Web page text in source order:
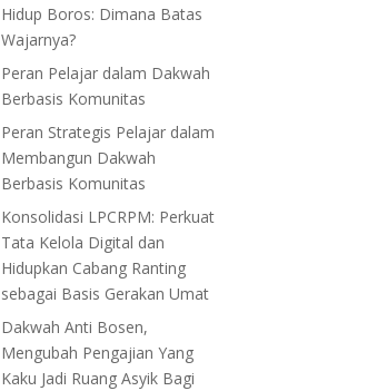
Hidup Boros: Dimana Batas
Wajarnya?
Peran Pelajar dalam Dakwah
Berbasis Komunitas
Peran Strategis Pelajar dalam
Membangun Dakwah
Berbasis Komunitas
Konsolidasi LPCRPM: Perkuat
Tata Kelola Digital dan
Hidupkan Cabang Ranting
sebagai Basis Gerakan Umat
Dakwah Anti Bosen,
Mengubah Pengajian Yang
Kaku Jadi Ruang Asyik Bagi